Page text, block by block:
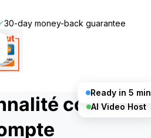
30-day money-back guarantee
AI Video Host
Ready in 5 min
complète